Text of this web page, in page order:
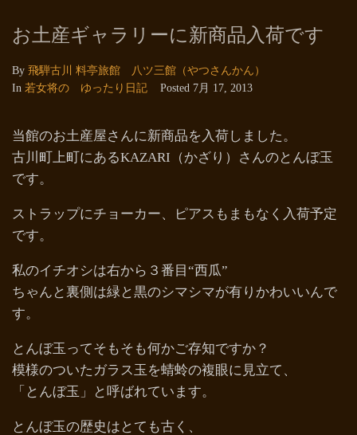
お土産ギャラリーに新商品入荷です
By 飛騨古川 料亭旅館 八ツ三館（やつさんかん）
In 若女将の ゆったり日記 Posted 7月 17, 2013
当館のお土産屋さんに新商品を入荷しました。
古川町上町にあるKAZARI（かざり）さんのとんぼ玉
です。
ストラップにチョーカー、ピアスもまもなく入荷予定
です。
私のイチオシは右から３番目“西瓜”
ちゃんと裏側は緑と黒のシマシマが有りかわいいんで
す。
とんぼ玉ってそもそも何かご存知ですか？
模様のついたガラス玉を蜻蛉の複眼に見立て、
「とんぼ玉」と呼ばれています。
とんぼ玉の歴史はとても古く、